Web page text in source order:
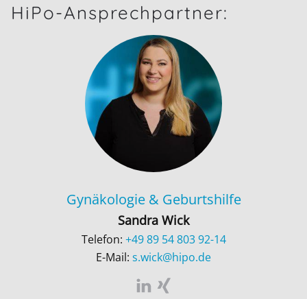
HiPo-Ansprechpartner:
Gynäkologie & Geburtshilfe
Sandra Wick
Telefon: +49 89 54 803 92-14
E-Mail: s.wick@hipo.de